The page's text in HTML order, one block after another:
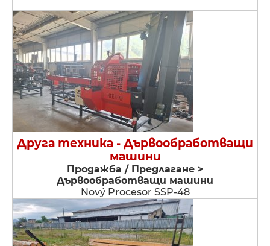
Друга техника - Дървообработващи
машини
Продажба / Предлагане >
Дървообработващи машини
Nový Procesor SSP-48